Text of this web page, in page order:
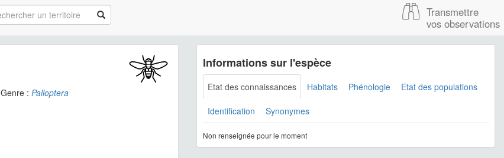
Transmettre
vos observations
Genre : Palloptera
Informations sur l'espèce
Etat des connaissances Habitats Phénologie Etat des populations
Identification Synonymes
Non renseignée pour le moment